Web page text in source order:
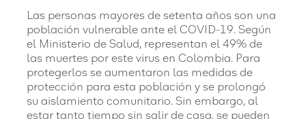
Las personas mayores de setenta años son una
población vulnerable ante el COVID-19. Según
el Ministerio de Salud, representan el 49% de
las muertes por este virus en Colombia. Para
protegerlos se aumentaron las medidas de
protección para esta población y se prolongó
su aislamiento comunitario. Sin embargo, al
estar tanto tiempo sin salir de casa, se pueden